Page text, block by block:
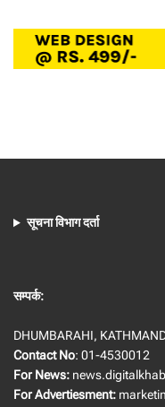
सूचना विभाग दर्ता
सम्पर्क:
DHUMBARAHI,
Contact No: 01-4530012
For News:
For Advertiesment: